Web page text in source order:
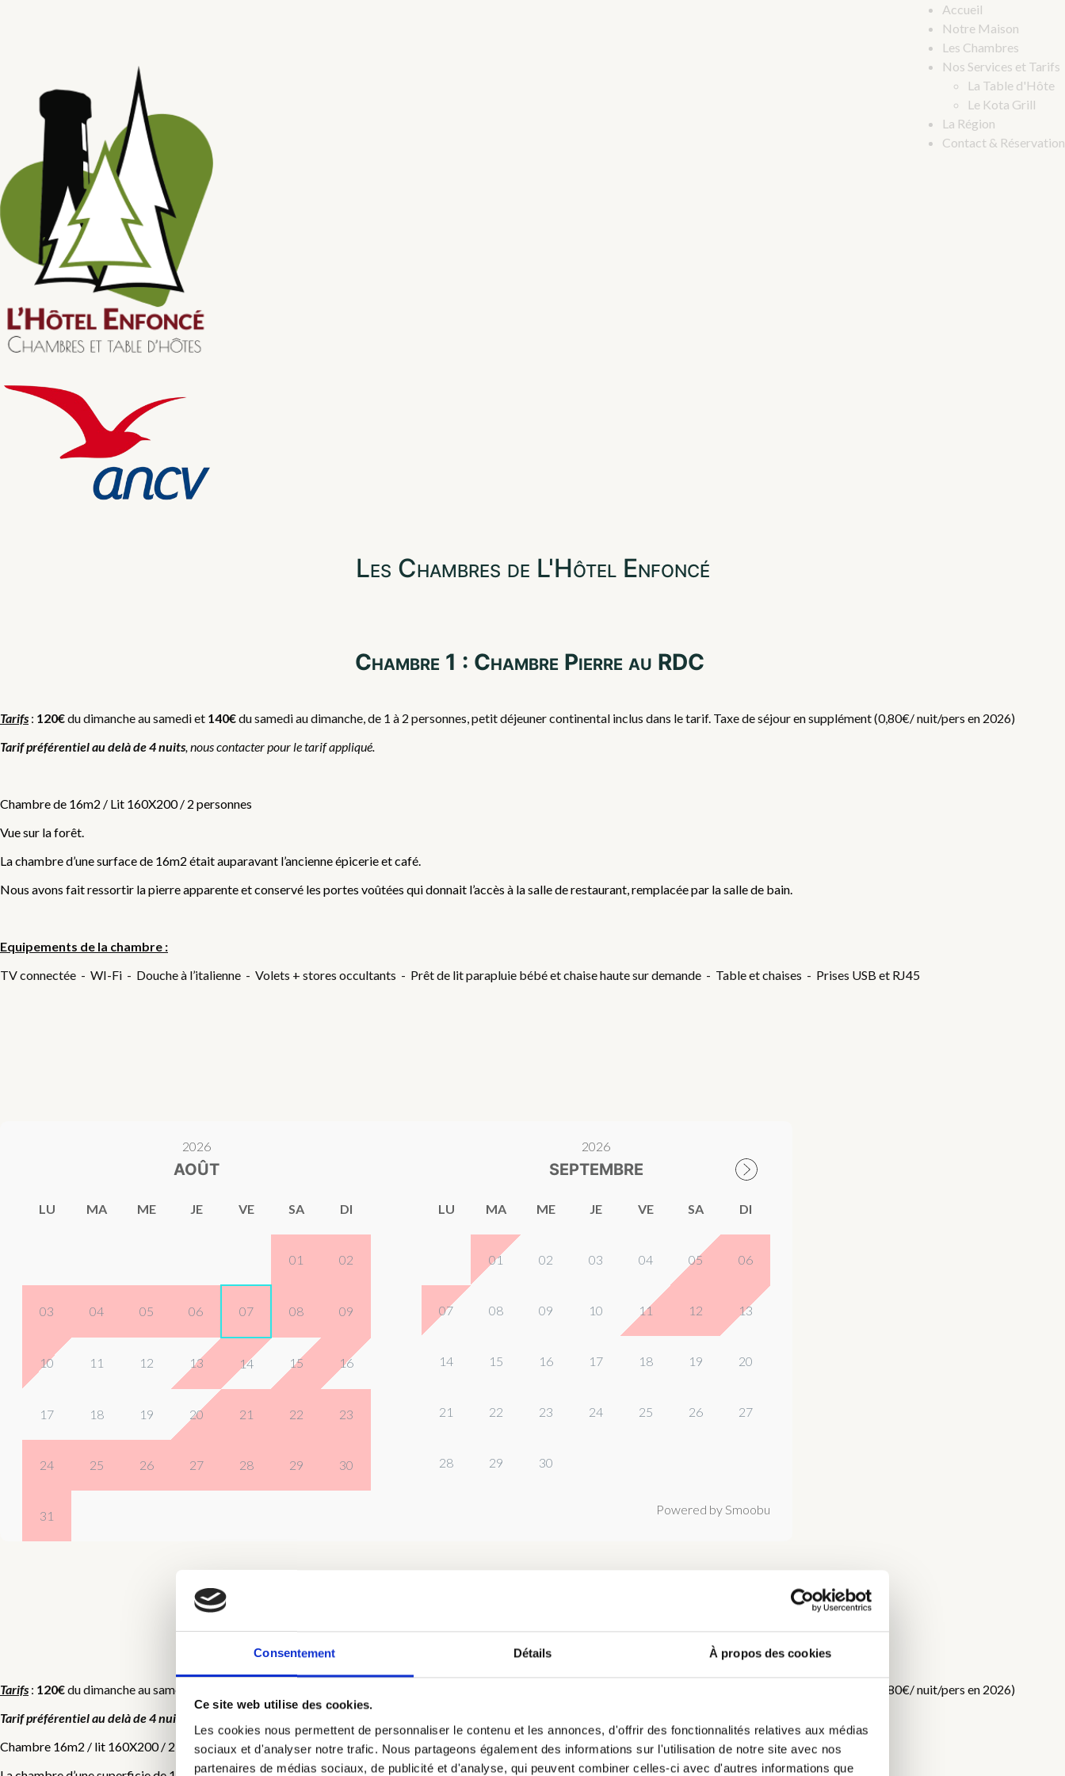
Consentement Détails À propos des cookies
Ce site web utilise des cookies.
Les cookies nous permettent de personnaliser le contenu et les annonces, d'offrir des fonctionnalités relatives aux médias
sociaux et d'analyser notre trafic. Nous partageons également des informations sur l'utilisation de notre site avec nos
partenaires de médias sociaux, de publicité et d'analyse, qui peuvent combiner celles-ci avec d'autres informations que
Accueil
Notre Maison
Les Chambres
Nos Services et Tarifs
La Table d'Hôte
Le Kota Grill
La Région
Contact & Réservation
Les Chambres de L'Hôtel Enfoncé
Chambre 1 : Chambre Pierre au RDC
Tarifs : 120€du dimanche au samedi et 140€du samedi au dimanche, de 1 à 2 personnes, petit déjeuner continental inclus dans le tarif. Taxe de séjour en supplément (0,80€/ nuit/pers en 2026)
Tarif préférentiel au delà de 4 nuits, nous contacter pour le tarif appliqué.
Chambre de 16m2 / Lit 160X200 / 2 personnes
Vue sur la forêt.
La chambre d’une surface de 16m2 était auparavant l’ancienne épicerie et café.
Nous avons fait ressortir la pierre apparente et conservé les portes voûtées qui donnait l’accès à la salle de restaurant, remplacée par la salle de bain.
Equipements de la chambre :
TV connectée - WI-Fi - Douche à l’italienne - Volets + stores occultants - Prêt de lit parapluie bébé et chaise haute sur demande - Table et chaises - Prises USB et RJ45
2026
AOÛT
LU MA ME JE VE SA DI
01 02
03 04 05 06 07 08 09
10 11 12 13 14 15 16
17 18 19 20 21 22 23
24 25 26 27 28 29 30
31
2026
SEPTEMBRE
LU MA ME JE VE SA DI
01 02 03 04 05 06
07 08 09 10 11 12 13
14 15 16 17 18 19 20
21 22 23 24 25 26 27
28 29 30
Powered by Smoobu
Chambre 2 : Chambre Bouleau au RDC
Tarifs : 120€du dimanche au samedi et
du samedi au dimanche, de 1 à 2 personnes, petit déjeuner continental inclus dans le tarif. Taxe de séjour en supplément (0,80€/ nuit/pers en 2026)
Tarif préférentiel au delà de 4 nuits
Chambre 16m2 / lit 160X200 / 2 personnes / insonorisée